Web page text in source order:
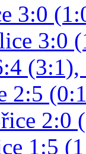
3:0
3:0
(3:1),
2:5
2:0
1:5